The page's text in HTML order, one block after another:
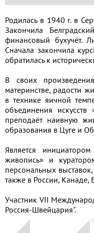
Родилась в 1940 г. в
Закончила
финансовый бухучёт.
Сначала закончила
обратилась к
В своих
материнстве, радости
в технике яичной
объединения
преподаёт наивную
образования в Цуге и
Является
живопись» и
персональных
также в России,
Участник VII
Россия-Швейцария".